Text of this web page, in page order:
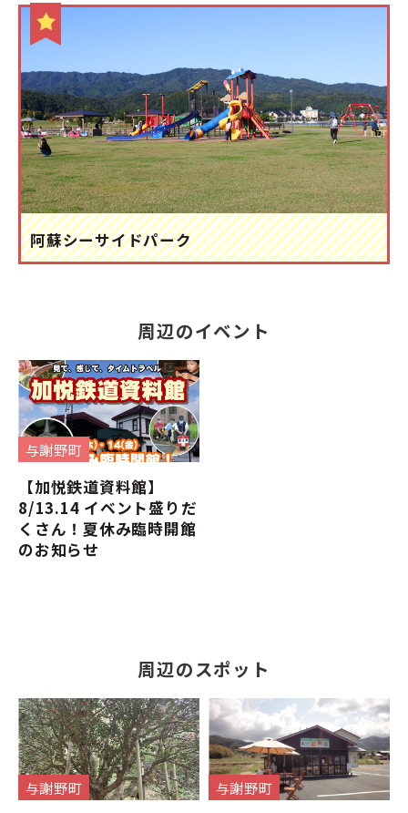
阿蘇シーサイドパーク
周辺のイベント
与謝野町
【加悦鉄道資料館】
8/13.14 イベント盛りだ
くさん！夏休み臨時開館
のお知らせ
周辺のスポット
与謝野町 与謝野町